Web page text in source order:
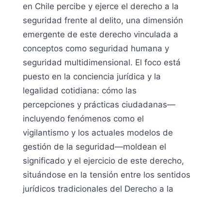
en Chile percibe y ejerce el derecho a la
seguridad frente al delito, una dimensión
emergente de este derecho vinculada a
conceptos como seguridad humana y
seguridad multidimensional. El foco está
puesto en la conciencia jurídica y la
legalidad cotidiana: cómo las
percepciones y prácticas ciudadanas—
incluyendo fenómenos como el
vigilantismo y los actuales modelos de
gestión de la seguridad—moldean el
significado y el ejercicio de este derecho,
situándose en la tensión entre los sentidos
jurídicos tradicionales del Derecho a la